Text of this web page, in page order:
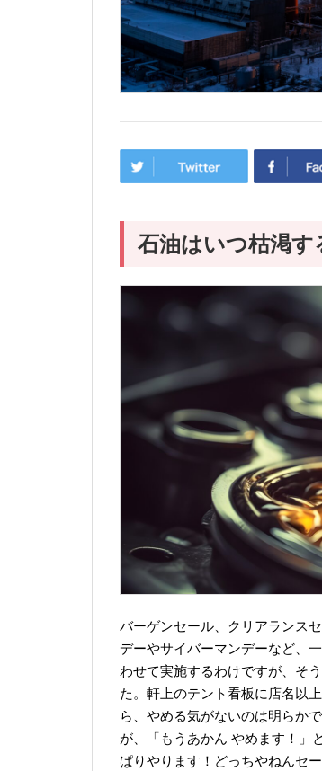
石油はいつ枯渇す
バーゲンセール、クリアランス
デーやサイバーマンデーなど、
わせて実施するわけですが、そ
た。軒上のテント看板に店名以
ら、やめる気がないのは明らか
が、「もうあかん やめます！」
ぱりやります！どっちやねんセ